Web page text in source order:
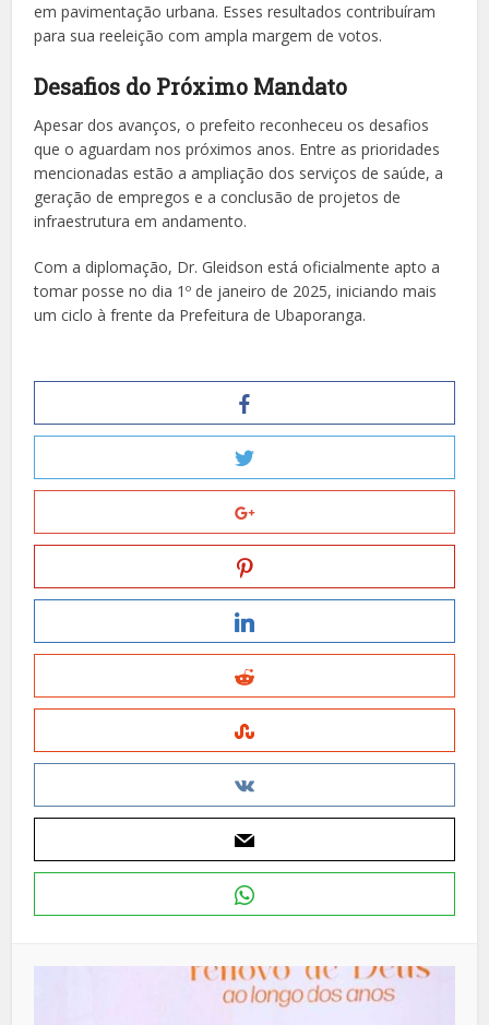
em pavimentação urbana. Esses resultados contribuíram
para sua reeleição com ampla margem de votos.
Desafios do Próximo Mandato
Apesar dos avanços, o prefeito reconheceu os desafios
que o aguardam nos próximos anos. Entre as prioridades
mencionadas estão a ampliação dos serviços de saúde, a
geração de empregos e a conclusão de projetos de
infraestrutura em andamento.
Com a diplomação, Dr. Gleidson está oficialmente apto a
tomar posse no dia 1º de janeiro de 2025, iniciando mais
um ciclo à frente da Prefeitura de Ubaporanga.